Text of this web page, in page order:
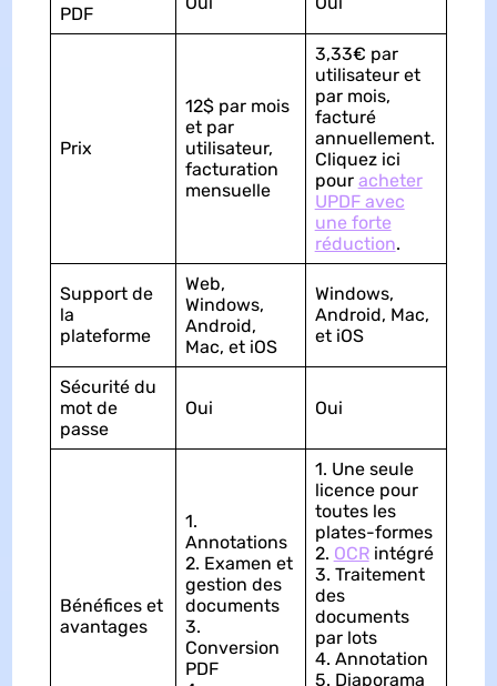
PDF
Prix
12$ par mois
et par
utilisateur,
facturation
mensuelle
3,33€ par
utilisateur et
par mois,
facturé
annuellement.
Cliquez ici
pour acheter
UPDF avec
une forte
réduction.
Support de
la
plateforme
Web,
Windows,
Android,
Mac, et iOS
Windows,
Android, Mac,
et iOS
Sécurité du
mot de
passe
Oui Oui
Bénéfices et
avantages
1.
Annotations
2. Examen et
gestion des
documents
3.
Conversion
PDF
1. Une seule
licence pour
toutes les
plates-formes
2. OCRintégré
3. Traitement
des
documents
par lots
4. Annotation
5. Diaporama